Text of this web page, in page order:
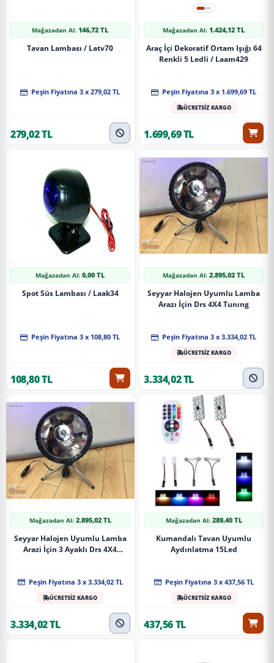
Mağazadan Al:146,72 TL
Tavan Lambası / Latv70
Peşin Fiyatına 3 x 279,02 TL
279,02 TL
Mağazadan Al:1.424,12 TL
Araç İçi Dekoratif Ortam Işığı 64
Renkli 5 Ledli / Laam429
Peşin Fiyatına 3 x 1.699,69 TL
ÜCRETSİZ KARGO
1.699,69 TL
Mağazadan Al:0,00 TL
Spot Süs Lambası / Laak34
Peşin Fiyatına 3 x 108,80 TL
108,80 TL
Mağazadan Al:2.895,02 TL
Seyyar Halojen Uyumlu Lamba
Arazı İçin Drs 4X4 Tunıng
Peşin Fiyatına 3 x 3.334,02 TL
ÜCRETSİZ KARGO
3.334,02 TL
Mağazadan Al: 2.895,02 TL
Seyyar Halojen Uyumlu Lamba
Arazi İçin 3 Ayaklı Drs 4X4
Peşin Fiyatına 3 x 3.334,02 TL
ÜCRETSİZ KARGO
3.334,02 TL
Mağazadan Al: 289,40 TL
Kumandalı Tavan Uyumlu
Aydınlatma 15Led
Peşin Fiyatına 3 x 437,56 TL
ÜCRETSİZ KARGO
437,56 TL